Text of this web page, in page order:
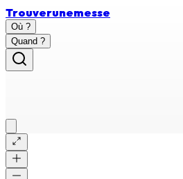
Trouverunemesse
Où ?
Quand ?